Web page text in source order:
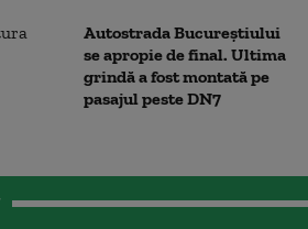
Autostrada Bucureștiului
se apropie de final. Ultima
grindă a fost montată pe
pasajul peste DN7